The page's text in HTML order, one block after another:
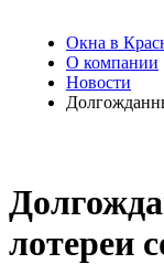
Окна в
О компании
Новости
лотереи